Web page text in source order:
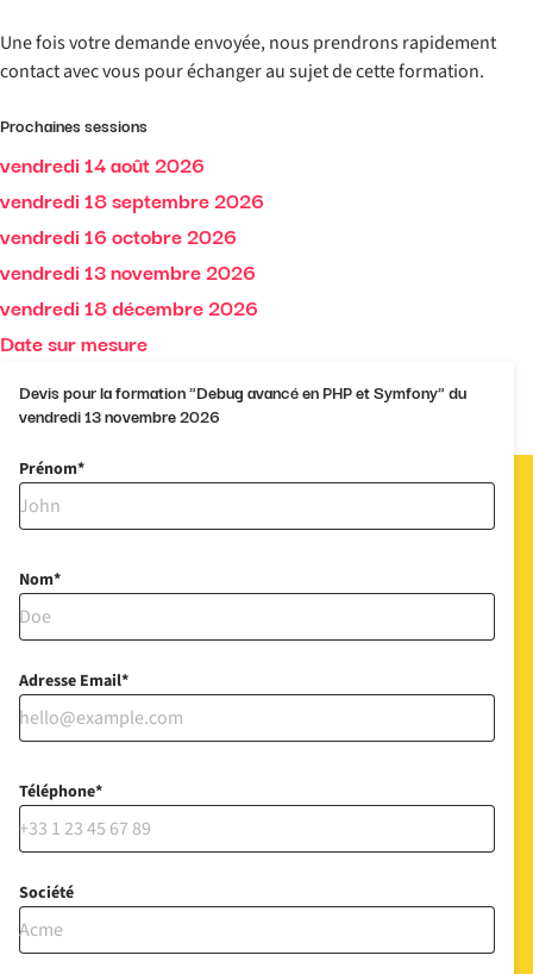
Une fois votre demande envoyée, nous prendrons rapidement
contact avec vous pour échanger au sujet de cette formation.
Prochaines sessions
vendredi 14 août 2026
vendredi 18 septembre 2026
vendredi 16 octobre 2026
vendredi 13 novembre 2026
vendredi 18 décembre 2026
Date sur mesure
Devis pour la formation "Debug avancé en PHP et Symfony" du
vendredi 13 novembre 2026
Prénom
Nom
Adresse Email
Téléphone
Société